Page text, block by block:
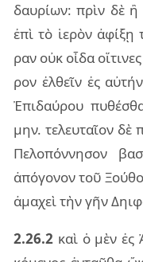
δαυ­ρί­ων: πρὶν δὲ ἢ
ἐπὶ τὸ ἱε­ρὸν
ραν οὐκ οἶδα
ρον ἐλ­θεῖν ἐς
Ἐπι­δαύ­ρου
μην. τε­λευ­ταῖ­ον δὲ
Πελο­πόν­νη­σον
ἀπό­γο­νον τοῦ
ἀμα­χεὶ τὴν γῆν
2.26.2 καὶ ὁ μὲν ἐς